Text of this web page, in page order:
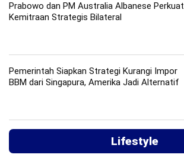
Prabowo dan PM Australia Albanese Perkuat
Kemitraan Strategis Bilateral
Pemerintah Siapkan Strategi Kurangi Impor
BBM dari Singapura, Amerika Jadi Alternatif
Lifestyle